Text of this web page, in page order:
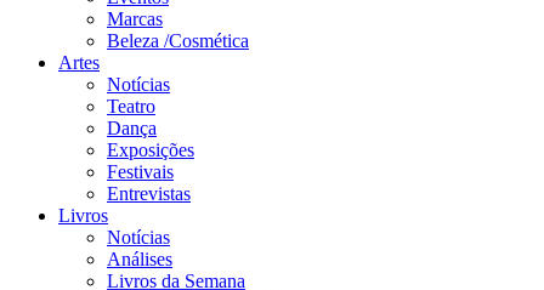
Marcas
Beleza /Cosmética
Artes
Notícias
Teatro
Dança
Exposições
Festivais
Entrevistas
Livros
Notícias
Análises
Livros da Semana